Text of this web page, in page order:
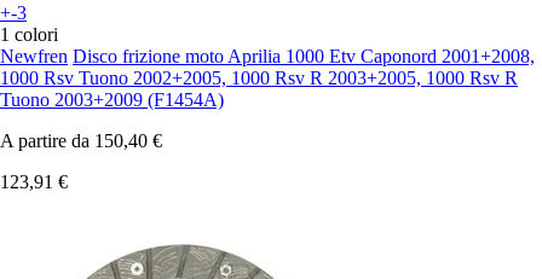
+-3
1 colori
Newfren Disco frizione moto Aprilia 1000 Etv Caponord 2001+2008,
1000 Rsv Tuono 2002+2005, 1000 Rsv R 2003+2005, 1000 Rsv R
Tuono 2003+2009 (F1454A)
A partire da 150,40 €
123,91 €